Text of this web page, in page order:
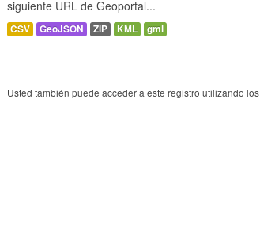
siguiente URL de Geoportal...
CSV GeoJSON ZIP KML gml
Usted también puede acceder a este registro utilizando los